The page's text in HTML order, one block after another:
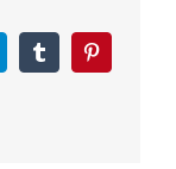
TumblrPinterest